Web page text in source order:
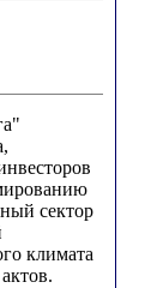
сектор
климата